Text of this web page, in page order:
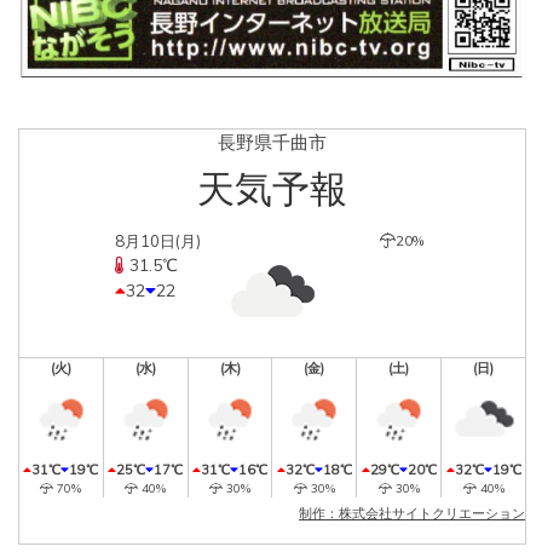
長野県千曲市
天気予報
8月10日(月)
31.5℃
32 22
20%
(火)
31℃ 19℃
70%
(水)
25℃ 17℃
40%
(木)
31℃ 16℃
30%
(金)
32℃ 18℃
30%
(土)
29℃ 20℃
30%
(日)
32℃ 19℃
40%
制作：株式会社サイトクリエーション